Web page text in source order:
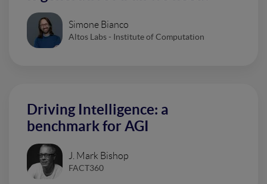
Simone Bianco
Altos Labs - Institute of Computation
Driving Intelligence: a
benchmark for AGI
J. Mark Bishop
FACT360